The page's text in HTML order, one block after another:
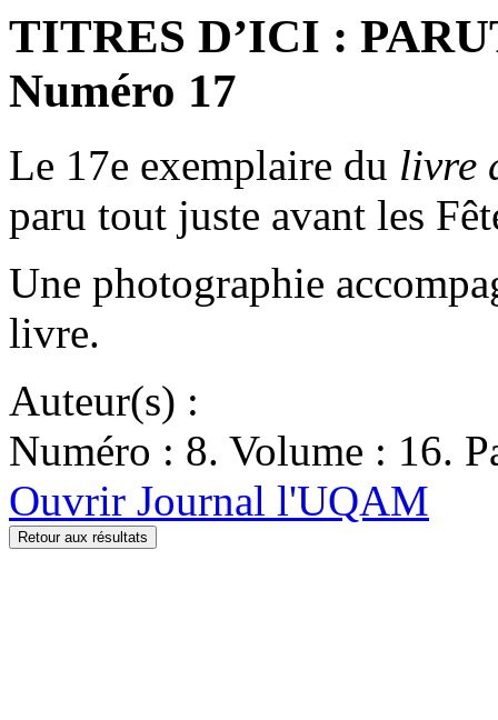
TITRES D’ICI :
Numéro 17
Le 17e exemplaire du livre
paru tout juste avant les
Une photographie
livre.
Auteur(s) :
Numéro : 8. Volume : 16.
Ouvrir Journal l'UQAM
Retour aux résultats